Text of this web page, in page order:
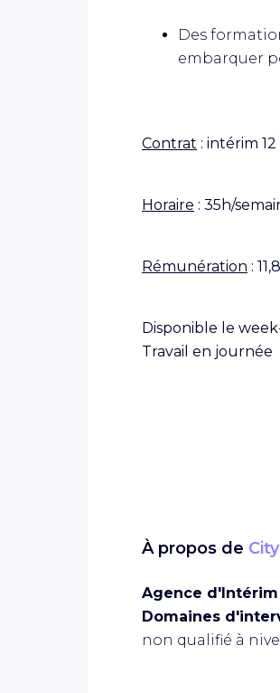
Des
embarquer
Contrat : intérim 12
Horaire : 35h/
Rémunération :
Disponible le
Travail en journée
À propos de
Agence d'Intérim
Domaines
non qualifié à